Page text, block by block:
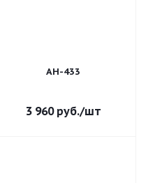
АН-433
3 960руб./шт